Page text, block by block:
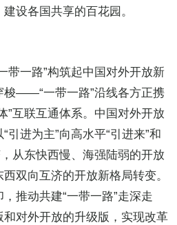
设各国共享的百花园。
带一路”构筑起中国对外开放新
梭——“一带一路”沿线各方正携
”互联互通体系。中国对外开放
引进为主”向高水平“引进来”和
从东快西慢、海强陆弱的开放
双向互济的开放新格局转变。
推动共建“一带一路”走深走
对外开放的升级版，实现改革